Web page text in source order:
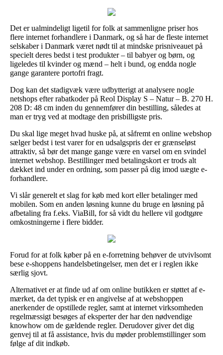
Det er ualmindeligt ligetil for folk at sammenligne priser hos
flere internet forhandlere i Danmark, og så har de fleste internet
selskaber i Danmark været nødt til at mindske prisniveauet på
specielt deres bedst i test produkter – til babyer og børn, og
ligeledes til kvinder og mænd – helt i bund, og endda nogle
gange garantere portofri fragt.
Dog kan det stadigvæk være udbytterigt at analysere nogle
netshops efter rabatkoder på Reol Display S – Natur – B. 270 H.
208 D: 48 cm inden du gennemfører din bestilling, således at
man er tryg ved at modtage den prisbilligste pris.
Du skal lige meget hvad huske på, at såfremt en online webshop
sælger bedst i test varer for en udsalgspris der er grænseløst
attraktiv, så bør det mange gange være en varsel om en svindel
internet webshop. Bestillinger med betalingskort er trods alt
dækket ind under en ordning, som passer på dig imod uægte e-
forhandlere.
Vi slår generelt et slag for køb med kort eller betalinger med
mobilen. Som en anden løsning kunne du bruge en løsning på
afbetaling fra f.eks. ViaBill, for så vidt du hellere vil godtgøre
omkostningerne i flere bidder.
Forud for at folk køber på en e-forretning behøver de utvivlsomt
bese e-shoppens handelsbetingelser, men det er i reglen ikke
særlig sjovt.
Alternativet er at finde ud af om online butikken er støttet af e-
mærket, da det typisk er en angivelse af at webshoppen
anerkender de opstillede regler, samt at internet virksomheden
regelmæssigt besøges af eksperter der har den nødvendige
knowhow om de gældende regler. Derudover giver det dig
genvej til at få assistance, hvis du møder problemstillinger som
følge af dit indkøb.